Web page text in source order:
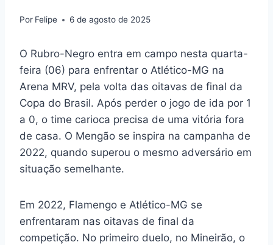
Por Felipe 6 de agosto de 2025
O Rubro-Negro entra em campo nesta quarta-
feira (06) para enfrentar o Atlético-MG na
Arena MRV, pela volta das oitavas de final da
Copa do Brasil. Após perder o jogo de ida por 1
a 0, o time carioca precisa de uma vitória fora
de casa. O Mengão se inspira na campanha de
2022, quando superou o mesmo adversário em
situação semelhante.
Em 2022, Flamengo e Atlético-MG se
enfrentaram nas oitavas de final da
competição. No primeiro duelo, no Mineirão, o